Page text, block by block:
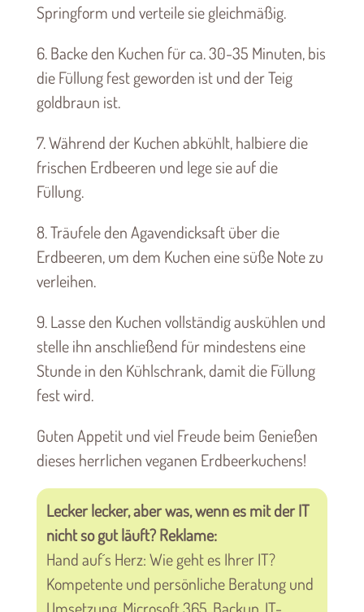
Springform und verteile sie gleichmäßig.
6. Backe den Kuchen für ca. 30-35 Minuten, bis
die Füllung fest geworden ist und der Teig
goldbraun ist.
7. Während der Kuchen abkühlt, halbiere die
frischen Erdbeeren und lege sie auf die
Füllung.
8. Träufele den Agavendicksaft über die
Erdbeeren, um dem Kuchen eine süße Note zu
verleihen.
9. Lasse den Kuchen vollständig auskühlen und
stelle ihn anschließend für mindestens eine
Stunde in den Kühlschrank, damit die Füllung
fest wird.
Guten Appetit und viel Freude beim Genießen
dieses herrlichen veganen Erdbeerkuchens!
Lecker lecker, aber was, wenn es mit der IT
nicht so gut läuft? Reklame:
Hand auf´s Herz: Wie geht es Ihrer IT?
Kompetente und persönliche Beratung und